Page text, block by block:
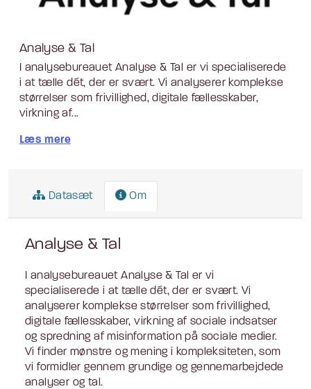
Analyse & Tal
I analysebureauet Analyse & Tal er vi specialiserede
i at tælle dét, der er svært. Vi analyserer komplekse
størrelser som frivillighed, digitale fællesskaber,
virkning af...
Læs mere
Datasæt Om
Analyse & Tal
I analysebureauet Analyse & Tal er vi
specialiserede i at tælle dét, der er svært. Vi
analyserer komplekse størrelser som frivillighed,
digitale fællesskaber, virkning af sociale indsatser
og spredning af misinformation på sociale medier.
Vi finder mønstre og mening i kompleksiteten, som
vi formidler gennem grundige og gennemarbejdede
analyser og tal.